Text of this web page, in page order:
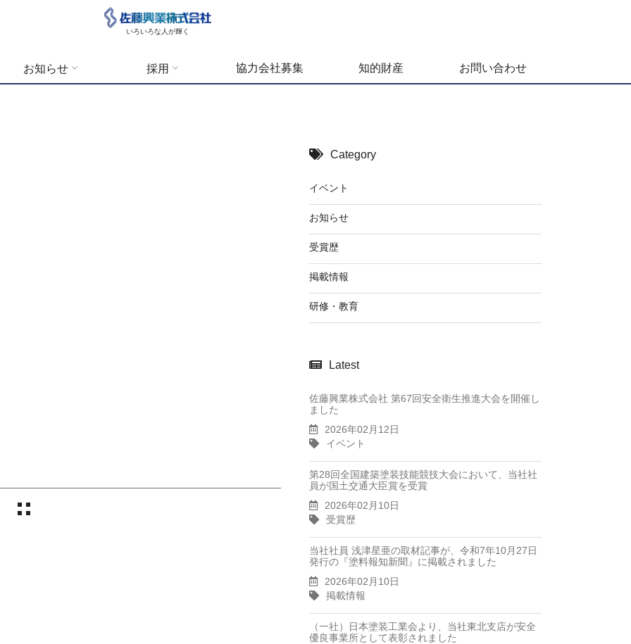
いろいろな人が輝く
お知らせ 採用 協力会社募集 知的財産 お問い合わせ
Category
イベント
お知らせ
受賞歴
掲載情報
研修・教育
Latest
佐藤興業株式会社 第67回安全衛生推進大会を開催し
ました
2026年02月12日
イベント
第28回全国建築塗装技能競技大会において、当社社
員が国土交通大臣賞を受賞
2026年02月10日
受賞歴
当社社員 浅津星亜の取材記事が、令和7年10月27日
発行の『塗料報知新聞』に掲載されました
2026年02月10日
掲載情報
（一社）日本塗装工業会より、当社東北支店が安全
優良事業所として表彰されました